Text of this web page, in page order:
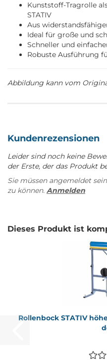
Kunststoff-Tragrolle
STATIV
Aus
Ideal für große und
Schneller und
Robuste Ausführung
Abbildung kann vom
Kundenrezensionen
Leider sind noch keine
der Erste, der das Produkt
Sie müssen angemeldet
zu können. Anmelden
Dieses Produkt ist
Rol­len­bock STA­TIV